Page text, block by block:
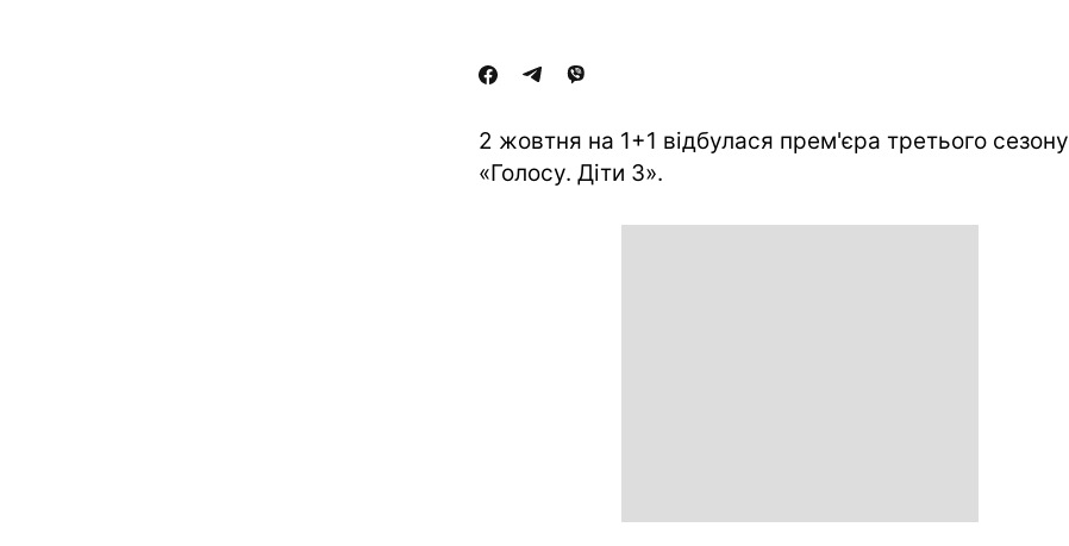
2 жовтня на 1+1 відбулася прем'єра третього сезону
«Голосу. Діти 3».